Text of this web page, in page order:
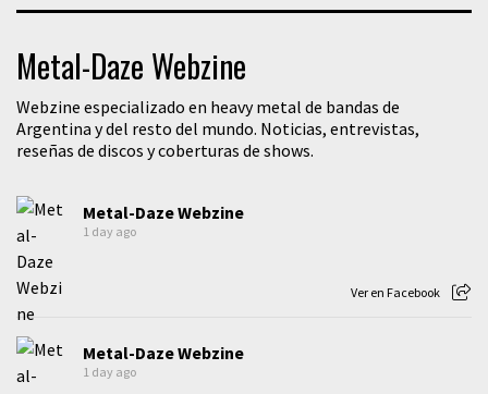
Metal-Daze Webzine
Webzine especializado en heavy metal de bandas de
Argentina y del resto del mundo. Noticias, entrevistas,
reseñas de discos y coberturas de shows.
Metal-Daze Webzine
1 day ago
Ver en Facebook
Metal-Daze Webzine
1 day ago